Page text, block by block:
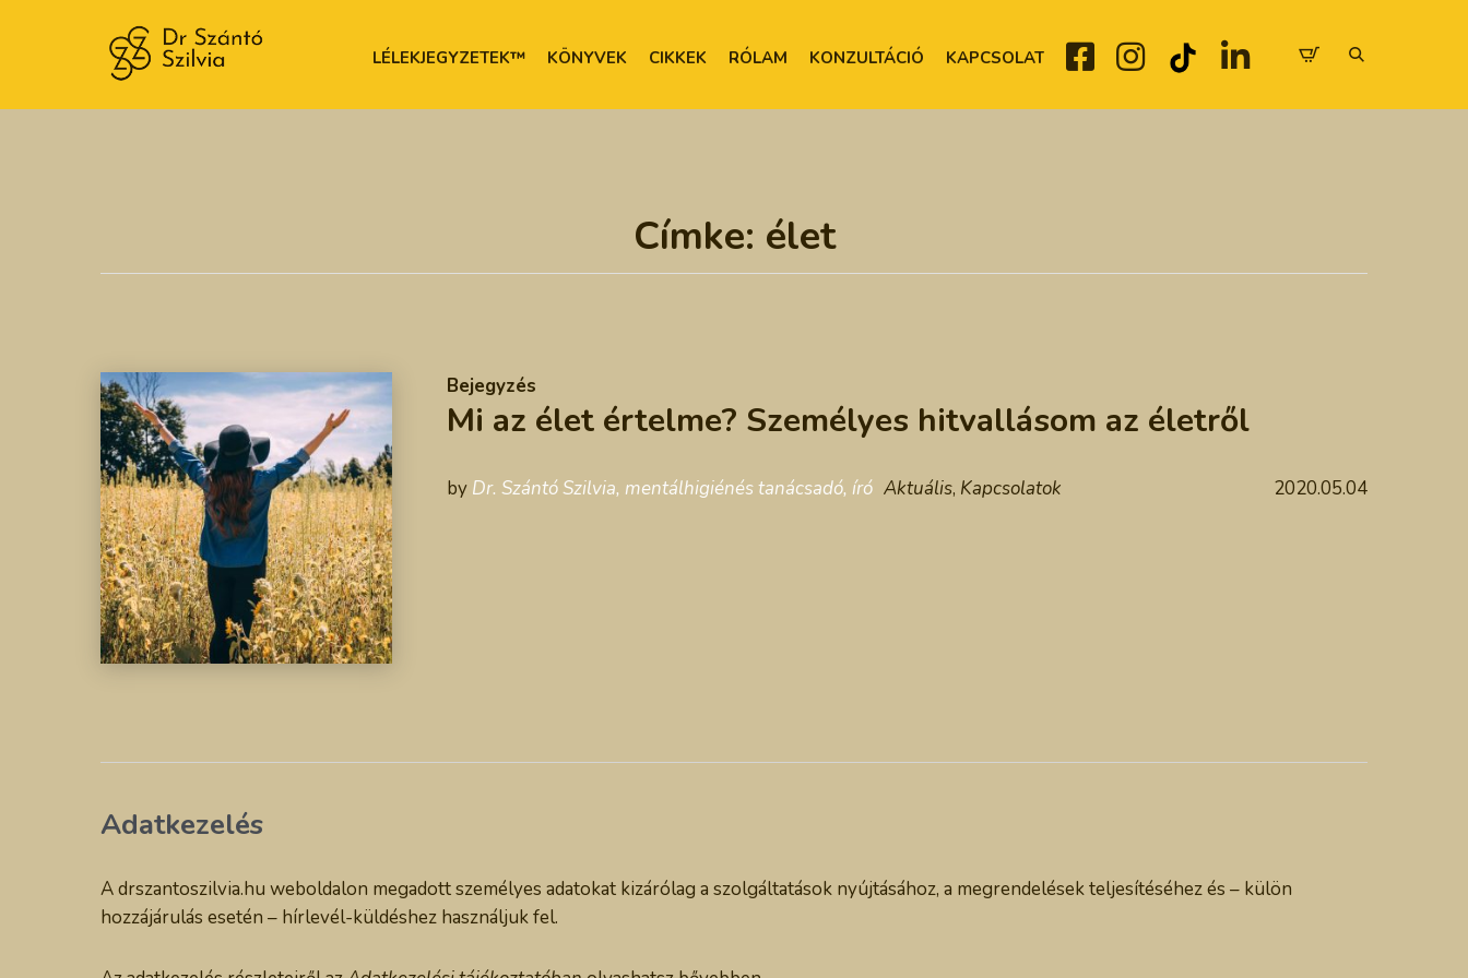
LÉLEKJEGYZETEK™ KÖNYVEK CIKKEK RÓLAM KONZULTÁCIÓ KAPCSOLAT
Címke: élet
Bejegyzés
Mi az élet értelme? Személyes hitvallásom az életről
2020.05.04
by Dr. Szántó Szilvia, mentálhigiénés tanácsadó, író Aktuális, Kapcsolatok
Adatkezelés
A drszantoszilvia.hu weboldalon megadott személyes adatokat kizárólag a szolgáltatások nyújtásához, a megrendelések teljesítéséhez és – külön
hozzájárulás esetén – hírlevél-küldéshez használjuk fel.